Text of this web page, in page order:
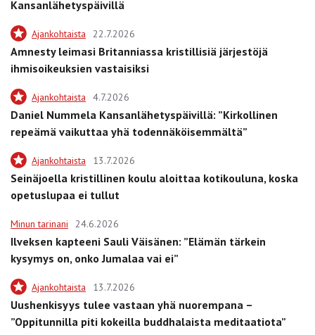
Kansanlähetyspäivillä
Ajankohtaista 22.7.2026
Amnesty leimasi Britanniassa kristillisiä järjestöjä
ihmisoikeuksien vastaisiksi
Ajankohtaista 4.7.2026
Daniel Nummela Kansanlähetyspäivillä: ”Kirkollinen
repeämä vaikuttaa yhä todennäköisemmältä”
Ajankohtaista 13.7.2026
Seinäjoella kristillinen koulu aloittaa kotikouluna, koska
opetuslupaa ei tullut
Minun tarinani 24.6.2026
Ilveksen kapteeni Sauli Väisänen: ”Elämän tärkein
kysymys on, onko Jumalaa vai ei”
Ajankohtaista 13.7.2026
Uushenkisyys tulee vastaan yhä nuorempana –
”Oppitunnilla piti kokeilla buddhalaista meditaatiota”